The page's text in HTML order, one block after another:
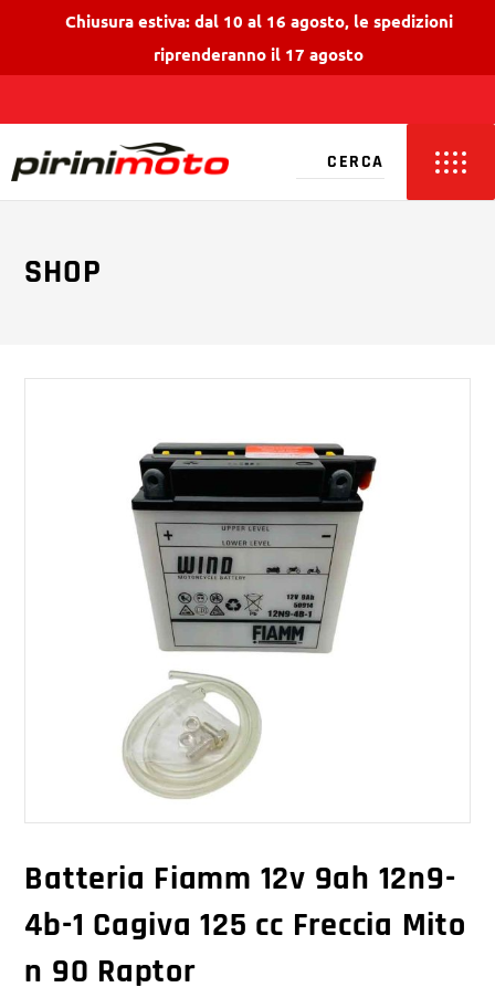
Chiusura estiva: dal 10 al 16 agosto, le spedizioni
riprenderanno il 17 agosto
SHOP
Batteria Fiamm 12v 9ah 12n9-
4b-1 Cagiva 125 cc Freccia Mito
n 90 Raptor